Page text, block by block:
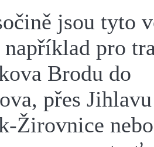
jsou tyto
například pro
Brodu do
přes
Žirovnice